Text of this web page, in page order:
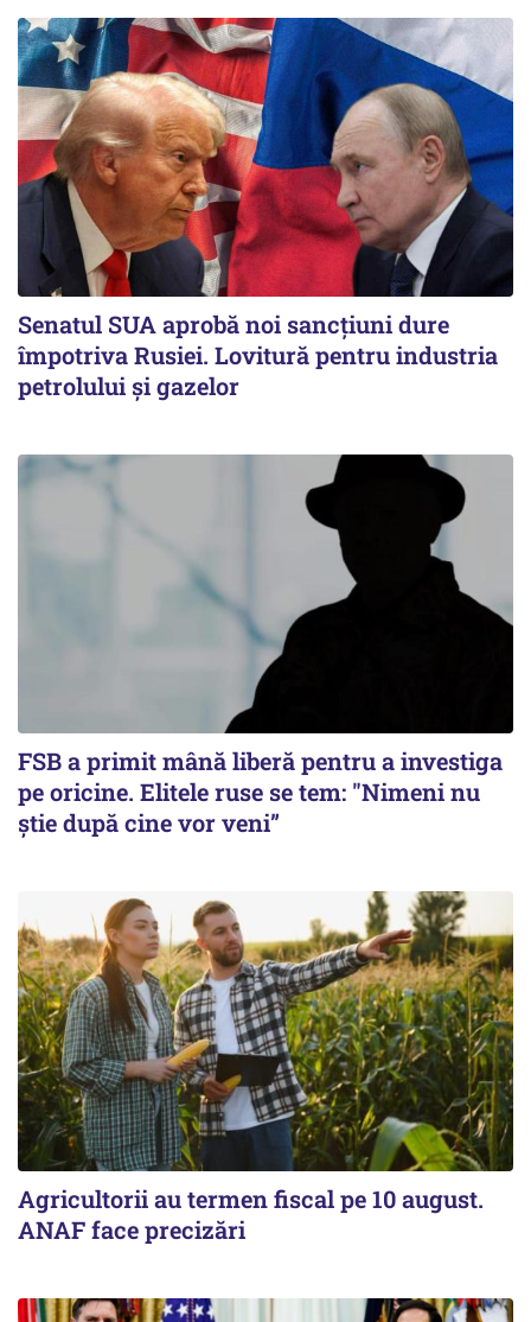
Senatul SUA aprobă noi sancțiuni dure
împotriva Rusiei. Lovitură pentru industria
petrolului și gazelor
FSB a primit mână liberă pentru a investiga
pe oricine. Elitele ruse se tem: "Nimeni nu
știe după cine vor veni”
Agricultorii au termen fiscal pe 10 august.
ANAF face precizări